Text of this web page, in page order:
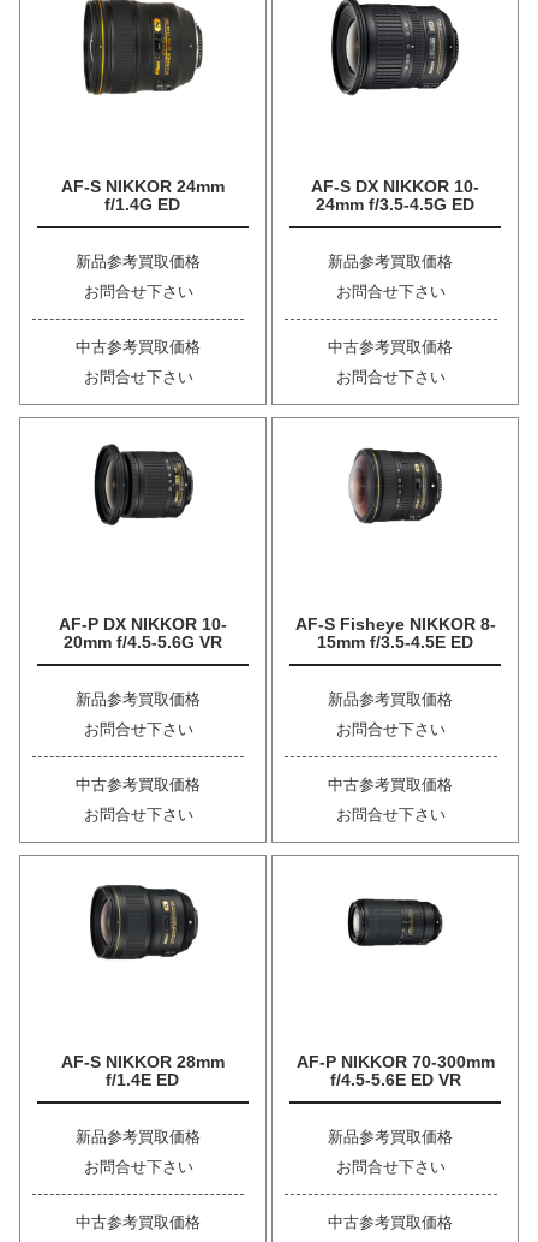
AF-S NIKKOR 24mm
f/1.4G ED
新品参考買取価格
お問合せ下さい
中古参考買取価格
お問合せ下さい
AF-S DX NIKKOR 10-
24mm f/3.5-4.5G ED
新品参考買取価格
お問合せ下さい
中古参考買取価格
お問合せ下さい
AF-P DX NIKKOR 10-
20mm f/4.5-5.6G VR
新品参考買取価格
お問合せ下さい
中古参考買取価格
お問合せ下さい
AF-S Fisheye NIKKOR 8-
15mm f/3.5-4.5E ED
新品参考買取価格
お問合せ下さい
中古参考買取価格
お問合せ下さい
AF-S NIKKOR 28mm
f/1.4E ED
新品参考買取価格
お問合せ下さい
中古参考買取価格
AF-P NIKKOR 70-300mm
f/4.5-5.6E ED VR
新品参考買取価格
お問合せ下さい
中古参考買取価格